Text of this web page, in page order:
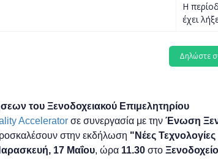
Η
έχει
του Ξενοδοχειακού Επιμελητηρίου
Accelerator σε συνεργασία με την Ένωση
στην εκδήλωση "Νέες Τεχνολογίες
17 Μαΐου, ώρα 11.30 στο